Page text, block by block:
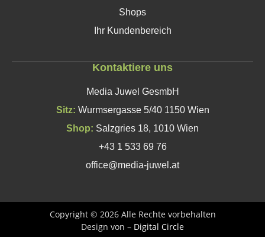
Shops
Ihr Kundenbereich
Kontaktiere uns
Media Juwel GesmbH
Sitz: Wurmsergasse 5/40 1150 Wien
Shop: Salzgries 18, 1010 Wien
+43 1 533 69 76
office@media-juwel.at
Copyright © 2026 Alle Rechte vorbehalten
Design von – Digital Circle